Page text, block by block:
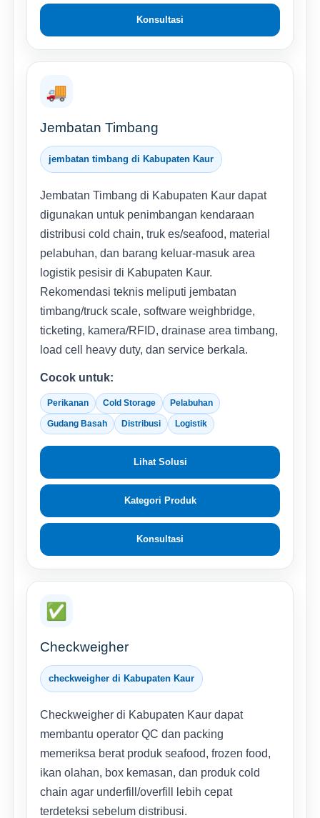
Konsultasi
🚚
Jembatan Timbang
jembatan timbang di Kabupaten Kaur
Jembatan Timbang di Kabupaten Kaur dapat
digunakan untuk penimbangan kendaraan
distribusi cold chain, truk es/seafood, material
pelabuhan, dan barang keluar-masuk area
logistik pesisir di Kabupaten Kaur.
Rekomendasi teknis meliputi jembatan
timbang/truck scale, software weighbridge,
ticketing, kamera/RFID, drainase area timbang,
load cell heavy duty, dan service berkala.
Cocok untuk:
Perikanan Cold Storage Pelabuhan
Gudang Basah Distribusi Logistik
Lihat Solusi
Kategori Produk
Konsultasi
✅
Checkweigher
checkweigher di Kabupaten Kaur
Checkweigher di Kabupaten Kaur dapat
membantu operator QC dan packing
memeriksa berat produk seafood, frozen food,
ikan olahan, box kemasan, dan produk cold
chain agar underfill/overfill lebih cepat
terdeteksi sebelum distribusi.